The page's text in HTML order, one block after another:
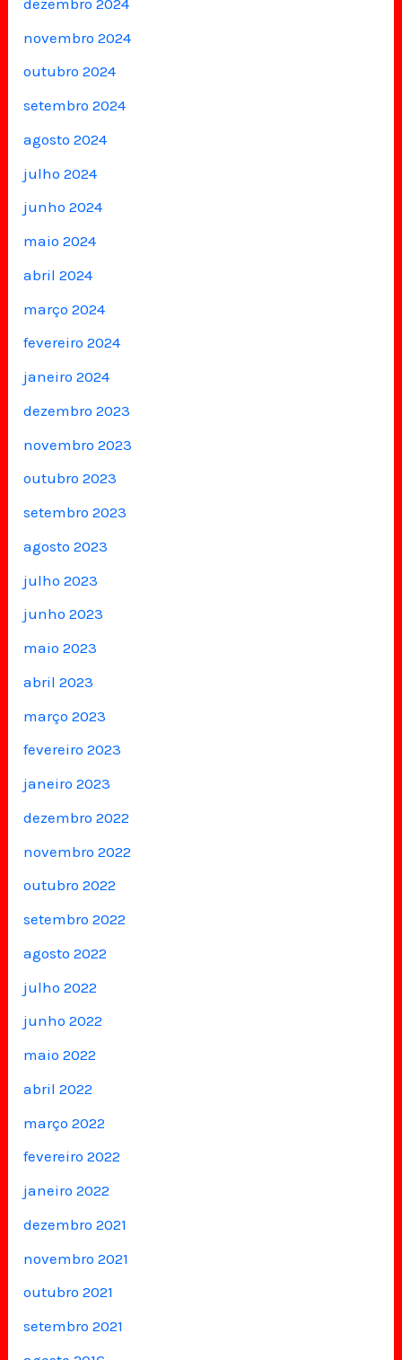
novembro 2024
outubro 2024
setembro 2024
agosto 2024
julho 2024
junho 2024
maio 2024
abril 2024
março 2024
fevereiro 2024
janeiro 2024
dezembro 2023
novembro 2023
outubro 2023
setembro 2023
agosto 2023
julho 2023
junho 2023
maio 2023
abril 2023
março 2023
fevereiro 2023
janeiro 2023
dezembro 2022
novembro 2022
outubro 2022
setembro 2022
agosto 2022
julho 2022
junho 2022
maio 2022
abril 2022
março 2022
fevereiro 2022
janeiro 2022
dezembro 2021
novembro 2021
outubro 2021
setembro 2021